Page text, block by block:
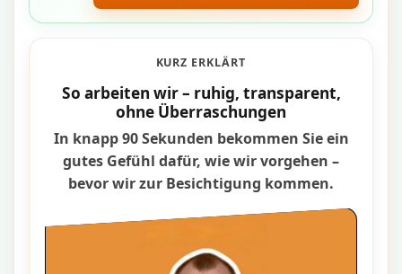
KURZ ERKLÄRT
So arbeiten wir – ruhig, transparent,
ohne Überraschungen
In knapp 90 Sekunden bekommen Sie ein
gutes Gefühl dafür, wie wir vorgehen –
bevor wir zur Besichtigung kommen.